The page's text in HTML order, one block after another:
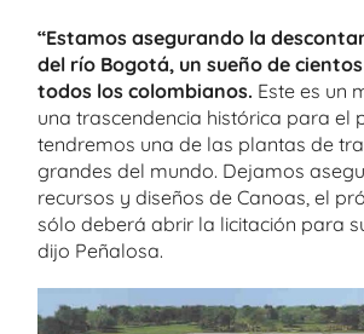
“Estamos asegurando la
del río Bogotá, un sueño de
todos los colombianos. Este es un
una trascendencia histórica para el
tendremos una de las plantas de
grandes del mundo. Dejamos
recursos y diseños de Canoas, el
sólo deberá abrir la licitación para
dijo Peñalosa.